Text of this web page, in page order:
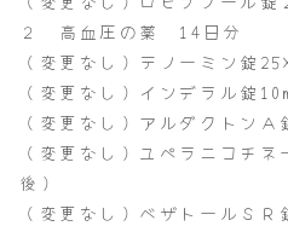
２ 高血圧の薬 14日分
（変更なし）テノーミン錠
（変更なし）インデラル錠
（変更なし）アルダクトンＡ
（変更なし）ユペラニコチネ
後）
（変更なし）ベザトールＳＲ